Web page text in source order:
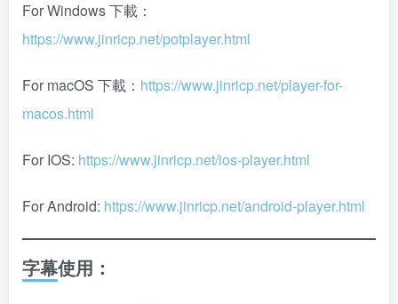
For Windows 下載：
https://www.jinricp.net/potplayer.html
For macOS 下載： https://www.jinricp.net/player-for-
macos.html
For IOS: https://www.jinricp.net/ios-player.html
For Android: https://www.jinricp.net/android-player.html
字幕使用：